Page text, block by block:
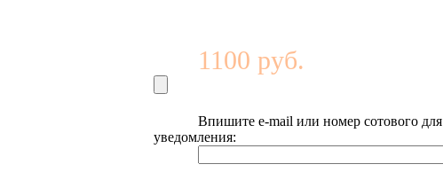
1100 руб.
Впишите e-mail или номер сотового для
уведомления: